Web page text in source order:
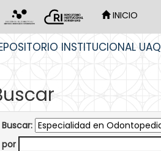
INICIO
INSTITUCIONAL UAQ
Buscar:
por